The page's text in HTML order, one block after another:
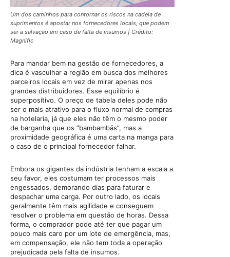
Um dos caminhos para contornar os riscos na cadeia de
suprimentos é apostar nos fornecedores locais, que podem
ser a salvação em caso de falta de insumos | Crédito:
Magnific
Para mandar bem na gestão de fornecedores, a
dica é vasculhar a região em busca dos melhores
parceiros locais em vez de mirar apenas nos
grandes distribuidores. Esse equilíbrio é
superpositivo. O preço de tabela deles pode não
ser o mais atrativo para o fluxo normal de compras
na hotelaria, já que eles não têm o mesmo poder
de barganha que os “bambambãs”, mas a
proximidade geográfica é uma carta na manga para
o caso de o principal fornecedor falhar.
Embora os gigantes da indústria tenham a escala a
seu favor, eles costumam ter processos mais
engessados, demorando dias para faturar e
despachar uma carga. Por outro lado, os locais
geralmente têm mais agilidade e conseguem
resolver o problema em questão de horas. Dessa
forma, o comprador pode até ter que pagar um
pouco mais caro por um lote de emergência, mas,
em compensação, ele não tem toda a operação
prejudicada pela falta de insumos.